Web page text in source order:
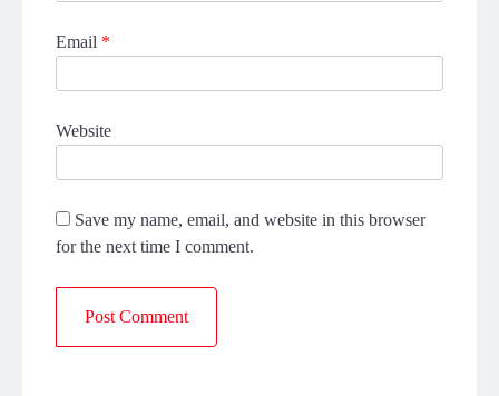
Email *
Website
Save my name, email, and website in this browser
for the next time I comment.